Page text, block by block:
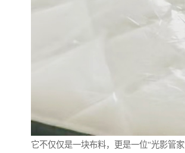
它不仅仅是一块布料，更是一位“光影管